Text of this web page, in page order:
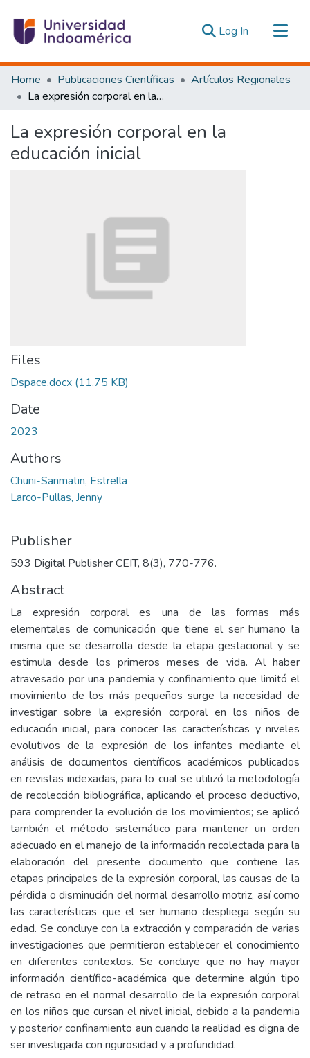
Log In (current)
Communities & Collections
All of DSpace
Estadísticas Externas
Home Publicaciones Científicas
Artículos Regionales
La expresión corporal en la educación inicial
La expresión corporal en la
educación inicial
Files
Dspace.docx (11.75 KB)
Date
2023
Authors
Chuni-Sanmatin, Estrella
Larco-Pullas, Jenny
Publisher
593 Digital Publisher CEIT, 8(3), 770-776.
Abstract
La expresión corporal es una de las formas más
elementales de comunicación que tiene el ser humano la
misma que se desarrolla desde la etapa gestacional y se
estimula desde los primeros meses de vida. Al haber
atravesado por una pandemia y confinamiento que limitó el
movimiento de los más pequeños surge la necesidad de
investigar sobre la expresión corporal en los niños de
educación inicial, para conocer las características y niveles
evolutivos de la expresión de los infantes mediante el
análisis de documentos científicos académicos publicados
en revistas indexadas, para lo cual se utilizó la metodología
de recolección bibliográfica, aplicando el proceso deductivo,
para comprender la evolución de los movimientos; se aplicó
también el método sistemático para mantener un orden
adecuado en el manejo de la información recolectada para la
elaboración del presente documento que contiene las
etapas principales de la expresión corporal, las causas de la
pérdida o disminución del normal desarrollo motriz, así como
las características que el ser humano despliega según su
edad. Se concluye con la extracción y comparación de varias
investigaciones que permitieron establecer el conocimiento
en diferentes contextos. Se concluye que no hay mayor
información científico-académica que determine algún tipo
de retraso en el normal desarrollo de la expresión corporal
en los niños que cursan el nivel inicial, debido a la pandemia
y posterior confinamiento aun cuando la realidad es digna de
ser investigada con rigurosidad y a profundidad.